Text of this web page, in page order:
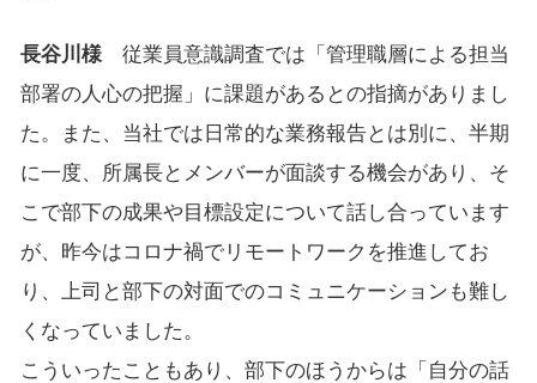
長谷川様従業員意識調査では「管理職層による担当
部署の人心の把握」に課題があるとの指摘がありまし
た。また、当社では日常的な業務報告とは別に、半期
に一度、所属長とメンバーが面談する機会があり、そ
こで部下の成果や目標設定について話し合っています
が、昨今はコロナ禍でリモートワークを推進してお
り、上司と部下の対面でのコミュニケーションも難し
くなっていました。
こういったこともあり、部下のほうからは「自分の話